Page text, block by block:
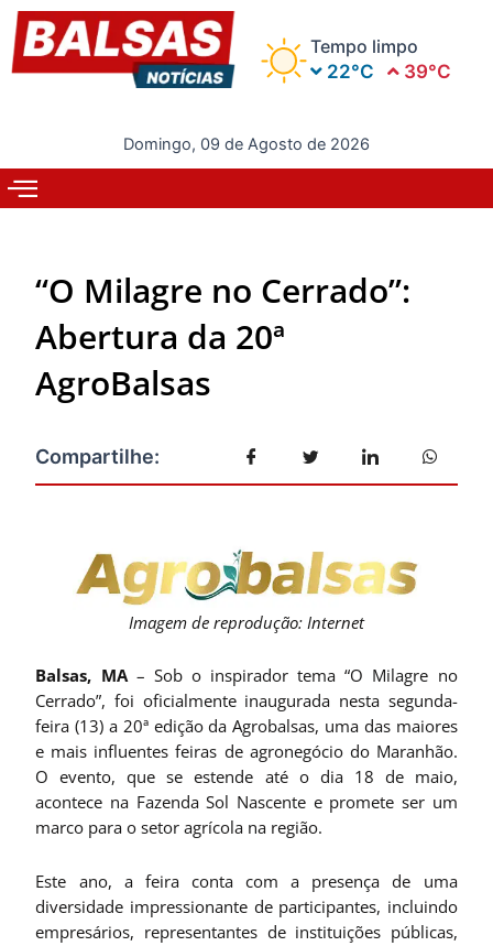
para
Tempo limpo
22°C
39°C
Domingo, 09 de Agosto de 2026
“O Milagre no Cerrado”:
Abertura da 20ª
AgroBalsas
Imagem de reprodução: Internet
Balsas, MA– Sob o inspirador tema “O Milagre no
Cerrado”, foi oficialmente inaugurada nesta segunda-
feira (13) a 20ª edição da Agrobalsas, uma das maiores
e mais influentes feiras de agronegócio do Maranhão.
O evento, que se estende até o dia 18 de maio,
acontece na Fazenda Sol Nascente e promete ser um
marco para o setor agrícola na região.
Este ano, a feira conta com a presença de uma
diversidade impressionante de participantes, incluindo
empresários, representantes de instituições públicas,